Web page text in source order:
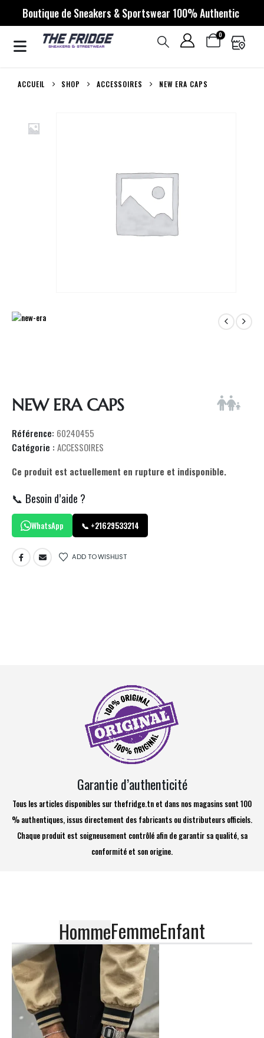
Boutique de Sneakers & Sportswear 100% Authentic
0
ACCUEIL SHOP ACCESSOIRES NEW ERA CAPS
NEW ERA CAPS
Référence: 60240455
Catégorie : ACCESSOIRES
Ce produit est actuellement en rupture et indisponible.
📞 Besoin d’aide ?
WhatsApp 📞 +21629533214
ADD TO WISHLIST
Garantie d’authenticité
Tous les articles disponibles sur thefridge.tn et dans nos magasins sont 100
% authentiques, issus directement des fabricants ou distributeurs officiels.
Chaque produit est soigneusement contrôlé afin de garantir sa qualité, sa
conformité et son origine.
HommeFemmeEnfant